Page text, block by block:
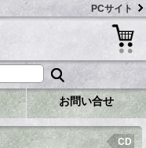
PCサイト
お問い合せ
CD